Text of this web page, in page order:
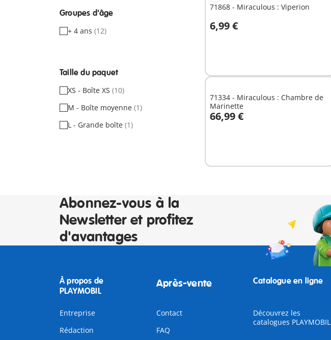
Groupes d'âge
+ 4 ans (12)
Taille du paquet
XS - Boîte XS (10)
M - Boîte moyenne (1)
L - Grande boîte (1)
71868 - Miraculous : Viperion
6,99 €
Au panier
71334 - Miraculous : Chambre de
Marinette
66,99 €
Au panier
Abonnez-vous à la
Newsletter et profitez
d'avantages
À propos de
PLAYMOBIL
Entreprise
Rédaction
Après-vente
Contact
FAQ
Catalogue en ligne
Découvrez les
catalogues PLAYMOBIL